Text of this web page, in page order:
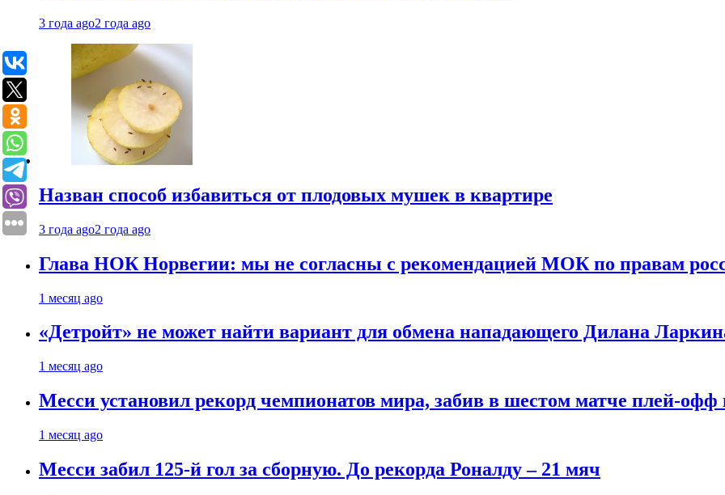
3 года ago2 года ago
Назван способ избавиться от плодовых мушек в квартире
3 года ago2 года ago
Глава НОК Норвегии: мы не согласны с рекомендацией МОК по правам
1 месяц ago
«Детройт» не может найти вариант для обмена нападающего Дилана
1 месяц ago
Месси установил рекорд чемпионатов мира, забив в шестом матче плей‑офф
1 месяц ago
Месси забил 125-й гол за сборную. До рекорда Роналду – 21 мяч